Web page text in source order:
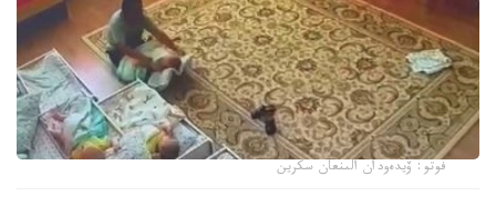
فوتو: ۆيدەودان الىنعان سكرين